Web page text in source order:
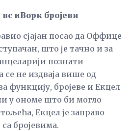
иВорк бројеви
сјајан посао да Оффице
што је тачно и за
познати
не издваја више од
функцију, бројеве и Екцел
у ономе што би могло
Екцел је заправо
бројевима.